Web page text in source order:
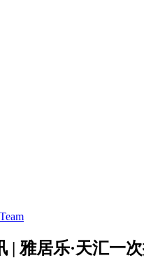
| 雅居乐·天汇一